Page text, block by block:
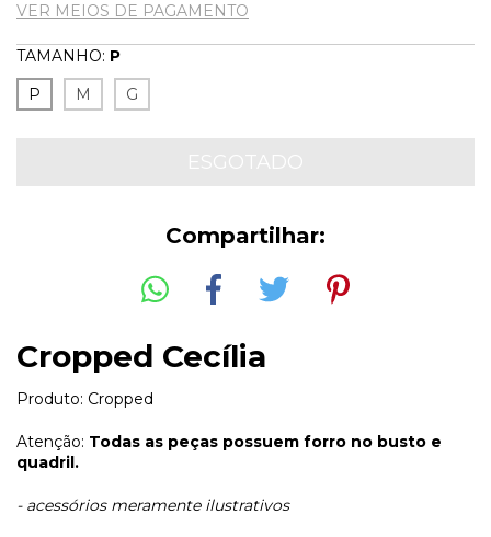
VER MEIOS DE PAGAMENTO
TAMANHO: P
P
M G
Compartilhar:
Cropped Cecília
Produto: Cropped
Atenção: Todas as peças possuem forro no busto e
quadril.
- acessórios meramente ilustrativos